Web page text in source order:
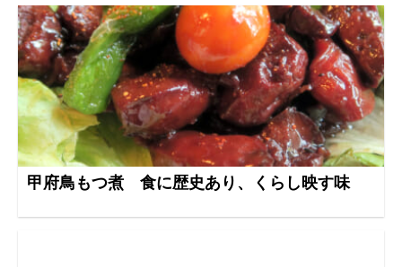
甲府鳥もつ煮 食に歴史あり、くらし映す味